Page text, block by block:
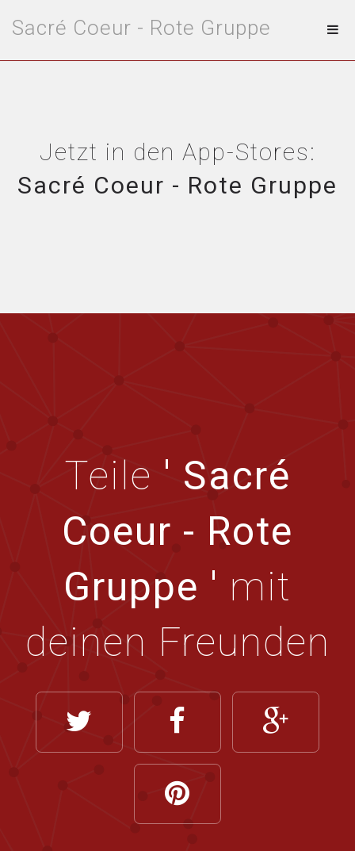
Sacré Coeur - Rote Gruppe
Jetzt in den App-Stores:
Sacré Coeur - Rote Gruppe
Teile ' Sacré
Coeur - Rote
Gruppe ' mit
deinen Freunden